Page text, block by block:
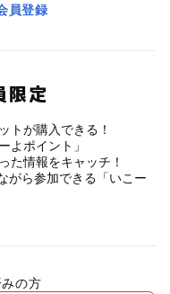
員登録
限定
がら参加できる「いこー
の方